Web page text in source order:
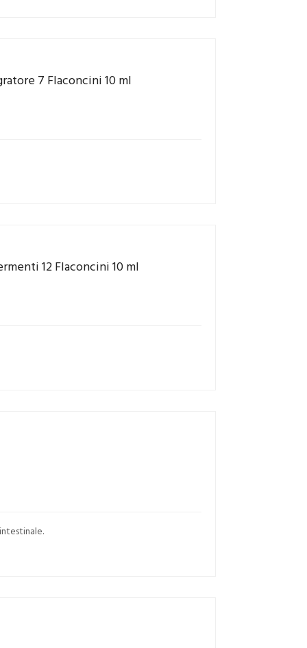
7 Flaconcini 10 ml
12 Flaconcini 10 ml